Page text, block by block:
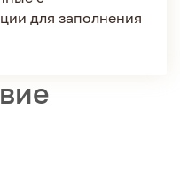
для заполнения